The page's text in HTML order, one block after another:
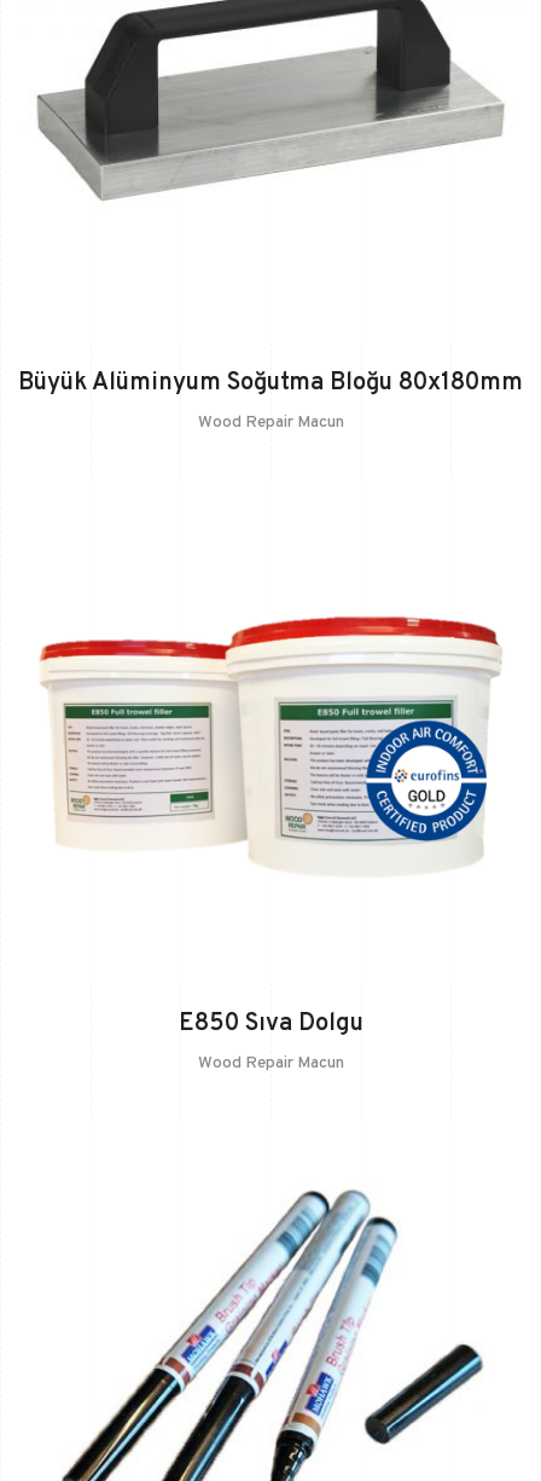
Büyük Alüminyum Soğutma Bloğu 80x180mm
Wood Repair Macun
E850 Sıva Dolgu
Wood Repair Macun